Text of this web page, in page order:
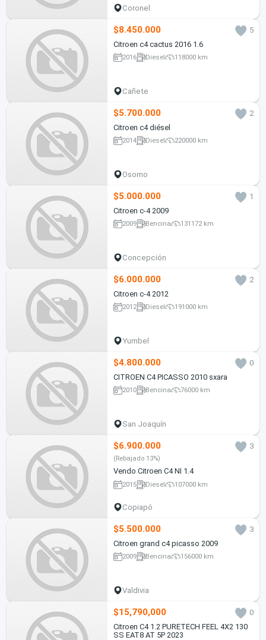
Coronel
$8.450.000
5
Citroen c4 cactus 2016 1.6
2016 Diesel 118000 km
Cañete
$5.700.000
2
Citroen c4 diésel
2014 Diesel 220000 km
Osorno
$5.000.000
1
Citroen c-4 2009
2009 Bencina 131172 km
Concepción
$6.000.000
2
Citroen c-4 2012
2012 Diesel 191000 km
Yumbel
$4.800.000
0
CITROEN C4 PICASSO 2010 sxara
2010 Bencina 76000 km
San Joaquín
$6.900.000 3
(Rebajado 13%)
Vendo Citroen C4 NI 1.4
2015 Diesel 107000 km
Copiapó
$5.500.000
3
Citroen grand c4 picasso 2009
2009 Bencina 156000 km
Valdivia
$15,790,000
0
Citroen C4 1.2 PURETECH FEEL 4X2 130
SS EAT8 AT 5P 2023